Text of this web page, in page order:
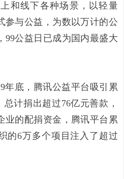
和线下各种场景，以轻量
参与公益，为数以万计的公
99公益日已成为国内最盛大
年底，腾讯公益平台吸引累
计捐出超过76亿元善款，
业的配捐资金，腾讯平台累
的6万多个项目注入了超过